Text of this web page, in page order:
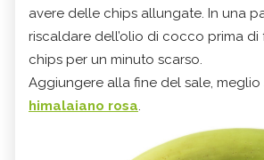
avere delle chips allungate. In una
riscaldare dell’olio di cocco prima
chips per un minuto scarso.
Aggiungere alla fine del sale, meglio
himalaiano rosa.